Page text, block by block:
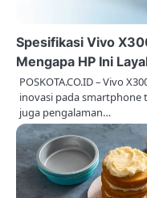
Spesifikasi Vivo
Mengapa HP Ini
POSKOTA.CO.ID – Vivo
inovasi pada smartphone
juga pengalaman…